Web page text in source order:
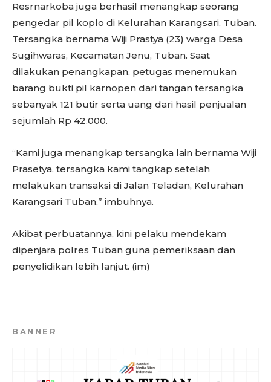
Resrnarkoba juga berhasil menangkap seorang
pengedar pil koplo di Kelurahan Karangsari, Tuban.
Tersangka bernama Wiji Prastya (23) warga Desa
Sugihwaras, Kecamatan Jenu, Tuban. Saat
dilakukan penangkapan, petugas menemukan
barang bukti pil karnopen dari tangan tersangka
sebanyak 121 butir serta uang dari hasil penjualan
sejumlah Rp 42.000.
“Kami juga menangkap tersangka lain bernama Wiji
Prasetya, tersangka kami tangkap setelah
melakukan transaksi di Jalan Teladan, Kelurahan
Karangsari Tuban,” imbuhnya.
Akibat perbuatannya, kini pelaku mendekam
dipenjara polres Tuban guna pemeriksaan dan
penyelidikan lebih lanjut. (im)
BANNER